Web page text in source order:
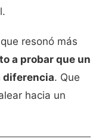
resonó más
a probar que un
diferencia. Que
hacia un